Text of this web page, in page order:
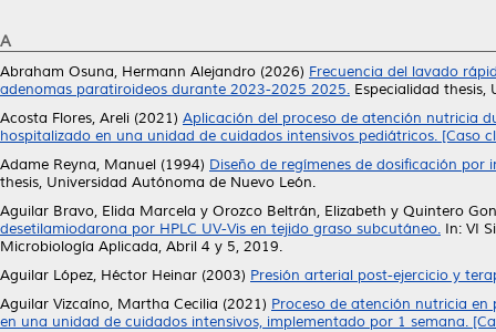
A
Abraham Osuna, Hermann Alejandro (2026) Frecuencia del lavado
adenomas paratiroideos durante 2023-2025 2025. Especialidad thesis,
Acosta Flores, Areli (2021) Aplicación del proceso de atención nutricia
hospitalizado en una unidad de cuidados intensivos pediátricos. [Caso
Adame Reyna, Manuel (1994) Diseño de regímenes de dosificación
thesis, Universidad Autónoma de Nuevo León.
Aguilar Bravo, Elida Marcela y Orozco Beltrán, Elizabeth y Quintero
desetilamiodarona por HPLC UV-Vis en tejido graso subcutáneo. In: VI
Microbiología Aplicada, Abril 4 y 5, 2019.
Aguilar López, Héctor Heinar (2003) Presión arterial post-ejercicio y
Aguilar Vizcaíno, Martha Cecilia (2021) Proceso de atención nutricia
en una unidad de cuidados intensivos, implementado por 1 semana.